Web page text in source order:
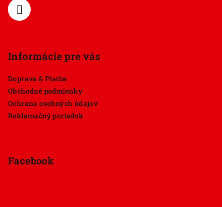
Informácie pre vás
Doprava & Platba
Obchodné podmienky
Ochrana osobných údajov
Reklamačný poriadok
Facebook